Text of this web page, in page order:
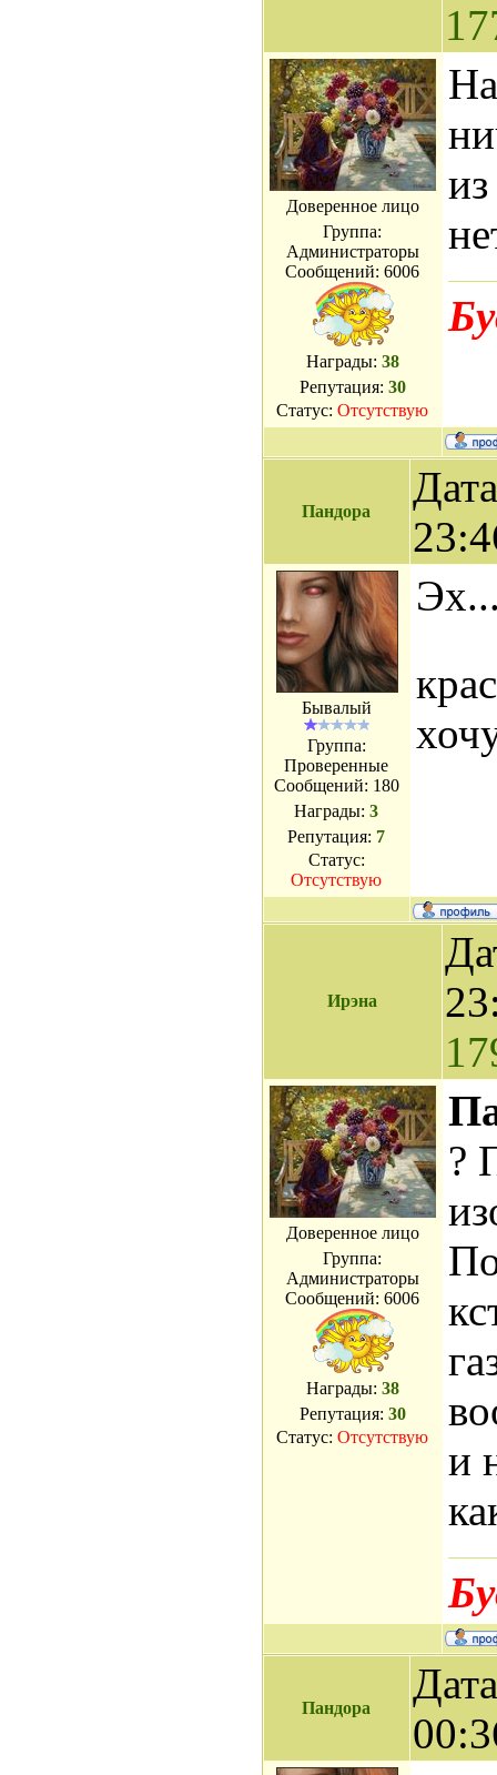
Доверенное лицо
Группа:
Администраторы
Сообщений:6006
Награды: 38
Репутация: 30
Статус:Отсутствую
Пандора
Бывалый
Группа:
Проверенные
Сообщений: 180
Награды:3
Репутация: 7
Статус:
Отсутствую
Ирэна
Доверенное лицо
Группа:
Администраторы
Сообщений:6006
Награды: 38
Репутация: 30
Статус:Отсутствую
?
и
Пандора